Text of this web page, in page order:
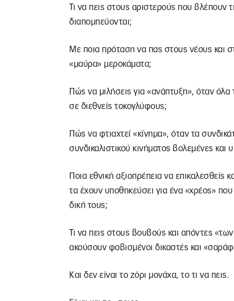
Τι να πεις στους αριστερούς που βλέπουν
διαπομπεύονται;
Με ποια πρόταση να πας στους νέους και
«μαύρα» μεροκάματα;
Πώς να μιλήσεις για «ανάπτυξη», όταν όλα
σε διεθνείς τοκογλύφους;
Πώς να φτιαχτεί «κίνημα», όταν τα
συνδικαλιστικού κινήματος βολεμένες και
Ποια εθνική αξιοπρέπεια να επικαλεσθείς
τα έχουν υποθηκεύσει για ένα «χρέος» που
δική τους;
Τι να πεις στους βουβούς και απόντες
ακούσουν φοβισμένοι δικαστές και
Και δεν είναι το ζόρι μονάχα, το τι να πεις.